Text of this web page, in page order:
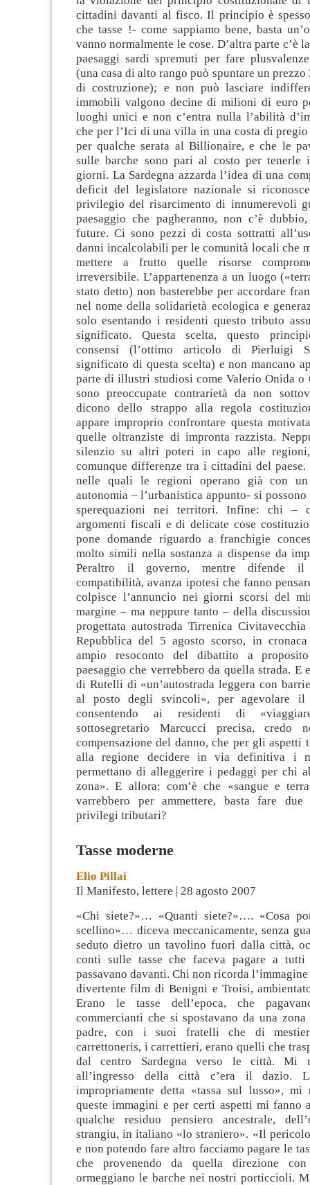
cittadini davanti al fisco. Il principio è
che tasse !- come sappiamo bene, basta
vanno normalmente le cose. D’altra parte c’è
paesaggi sardi spremuti per fare
(una casa di alto rango può spuntare un
di costruzione); e non può lasciare
immobili valgono decine di milioni di euro
luoghi unici e non c’entra nulla l’abilità
che per l’Ici di una villa in una costa di pregio
per qualche serata al Billionaire, e che le
sulle barche sono pari al costo per tenerle
giorni. La Sardegna azzarda l’idea di una
deficit del legislatore nazionale si
privilegio del risarcimento di innumerevoli
paesaggio che pagheranno, non c’è
future. Ci sono pezzi di costa sottratti
danni incalcolabili per le comunità locali che
mettere a frutto quelle risorse
irreversibile. L’appartenenza a un luogo
stato detto) non basterebbe per accordare
nel nome della solidarietà ecologica e
solo esentando i residenti questo tributo
significato. Questa scelta, questo
consensi (l’ottimo articolo di Pierluigi
significato di questa scelta) e non mancano
parte di illustri studiosi come Valerio Onida o
sono preoccupate contrarietà da non
dicono dello strappo alla regola
appare improprio confrontare questa
quelle oltranziste di impronta razzista.
silenzio su altri poteri in capo alle regioni,
comunque differenze tra i cittadini del
nelle quali le regioni operano già con
autonomia – l’urbanistica appunto- si
sperequazioni nei territori. Infine: chi –
argomenti fiscali e di delicate cose
pone domande riguardo a franchigie
molto simili nella sostanza a dispense da
Peraltro il governo, mentre difende il
compatibilità, avanza ipotesi che fanno
colpisce l’annuncio nei giorni scorsi del
margine – ma neppure tanto – della
progettata autostrada Tirrenica
Repubblica del 5 agosto scorso, in
ampio resoconto del dibattito a
paesaggio che verrebbero da quella strada. E
di Rutelli di «un’autostrada leggera con
al posto degli svincoli», per agevolare il
consentendo ai residenti di
sottosegretario Marcucci precisa, credo
compensazione del danno, che per gli aspetti
alla regione decidere in via definitiva i
permettano di alleggerire i pedaggi per chi
zona». E allora: com’è che «sangue e
varrebbero per ammettere, basta fare
privilegi tributari?
Tasse moderne
Elio Pillai
Il Manifesto, lettere | 28 agosto 2007
«Chi siete?»… «Quanti siete?»…. «Cosa
scellino»… diceva meccanicamente, senza
seduto dietro un tavolino fuori dalla città,
conti sulle tasse che faceva pagare a
passavano davanti. Chi non ricorda
divertente film di Benigni e Troisi,
Erano le tasse dell’epoca, che
commercianti che si spostavano da una
padre, con i suoi fratelli che di
carrettoneris, i carrettieri, erano quelli che
dal centro Sardegna verso le città. Mi
all’ingresso della città c’era il dazio.
impropriamente detta «tassa sul lusso», mi
queste immagini e per certi aspetti mi fanno
qualche residuo pensiero ancestrale,
strangiu, in italiano «lo straniero». «Il
e non potendo fare altro facciamo pagare le
che provenendo da quella direzione
ormeggiano le barche nei nostri porticcioli.